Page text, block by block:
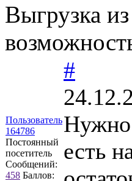
Выгрузка
Пользователь
164786
Постоянный
посетитель
Сообщений:
458 Баллов:
#
Нужно
есть